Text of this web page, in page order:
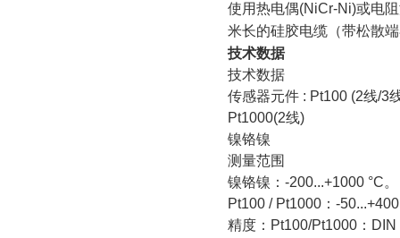
使用热电偶(NiCr-Ni)或电
米长的硅胶电缆（带松散
技术数据
技术数据
传感器元件 : Pt100 (2线/3
Pt1000(2线)
镍铬镍
测量范围
镍铬镍： -200...+1000 °C。
Pt100 / Pt1000 ： -
精度： Pt100/Pt1000 ： DIN